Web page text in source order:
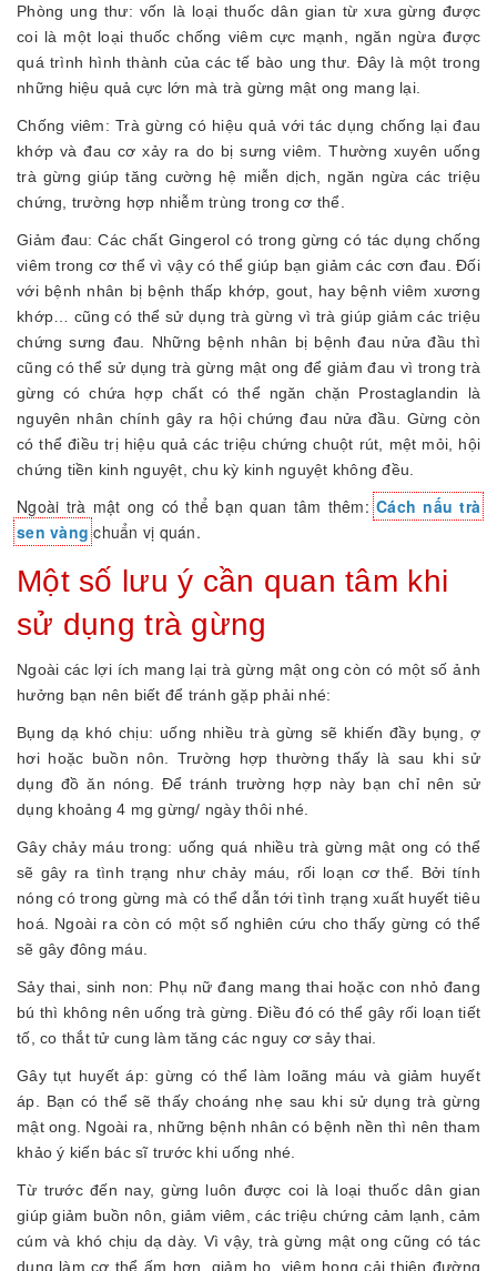
Phòng ung thư: vốn là loại thuốc dân gian từ xưa gừng được
coi là một loại thuốc chống viêm cực mạnh, ngăn ngừa được
quá trình hình thành của các tế bào ung thư. Đây là một trong
những hiệu quả cực lớn mà trà gừng mật ong mang lại.
Chống viêm: Trà gừng có hiệu quả với tác dụng chống lại đau
khớp và đau cơ xảy ra do bị sưng viêm. Thường xuyên uống
trà gừng giúp tăng cường hệ miễn dịch, ngăn ngừa các triệu
chứng, trường hợp nhiễm trùng trong cơ thể.
Giảm đau: Các chất Gingerol có trong gừng có tác dụng chống
viêm trong cơ thể vì vậy có thể giúp bạn giảm các cơn đau. Đối
với bệnh nhân bị bệnh thấp khớp, gout, hay bệnh viêm xương
khớp… cũng có thể sử dụng trà gừng vì trà giúp giảm các triệu
chứng sưng đau. Những bệnh nhân bị bệnh đau nửa đầu thì
cũng có thể sử dụng trà gừng mật ong để giảm đau vì trong trà
gừng có chứa hợp chất có thể ngăn chặn Prostaglandin là
nguyên nhân chính gây ra hội chứng đau nửa đầu. Gừng còn
có thể điều trị hiệu quả các triệu chứng chuột rút, mệt mỏi, hội
chứng tiền kinh nguyệt, chu kỳ kinh nguyệt không đều.
Ngoài trà mật ong có thể bạn quan tâm thêm:Cách nấu trà
sen vàngchuẩn vị quán.
Một số lưu ý cần quan tâm khi
sử dụng trà gừng
Ngoài các lợi ích mang lại trà gừng mật ong còn có một số ảnh
hưởng bạn nên biết để tránh gặp phải nhé:
Bụng dạ khó chịu: uống nhiều trà gừng sẽ khiến đầy bụng, ợ
hơi hoặc buồn nôn. Trường hợp thường thấy là sau khi sử
dụng đồ ăn nóng. Để tránh trường hợp này bạn chỉ nên sử
dụng khoảng 4 mg gừng/ ngày thôi nhé.
Gây chảy máu trong: uống quá nhiều trà gừng mật ong có thể
sẽ gây ra tình trạng như chảy máu, rối loạn cơ thể. Bởi tính
nóng có trong gừng mà có thể dẫn tới tình trạng xuất huyết tiêu
hoá. Ngoài ra còn có một số nghiên cứu cho thấy gừng có thể
sẽ gây đông máu.
Sảy thai, sinh non: Phụ nữ đang mang thai hoặc con nhỏ đang
bú thì không nên uống trà gừng. Điều đó có thể gây rối loạn tiết
tố, co thắt tử cung làm tăng các nguy cơ sảy thai.
Gây tụt huyết áp: gừng có thể làm loãng máu và giảm huyết
áp. Bạn có thể sẽ thấy choáng nhẹ sau khi sử dụng trà gừng
mật ong. Ngoài ra, những bệnh nhân có bệnh nền thì nên tham
khảo ý kiến bác sĩ trước khi uống nhé.
Từ trước đến nay, gừng luôn được coi là loại thuốc dân gian
giúp giảm buồn nôn, giảm viêm, các triệu chứng cảm lạnh, cảm
cúm và khó chịu dạ dày. Vì vậy, trà gừng mật ong cũng có tác
dụng làm cơ thể ấm hơn, giảm ho, viêm họng cải thiện đường